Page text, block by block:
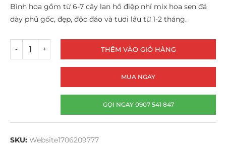
Bình hoa gồm từ 6-7 cây lan hồ điệp nhí mix hoa sen đá
dày phủ gốc, đẹp, độc đáo và tươi lâu từ 1-2 tháng.
THÊM VÀO GIỎ HÀNG
MUA NGAY
GỌI NGAY 0907 541 847
SKU: Website1706209777